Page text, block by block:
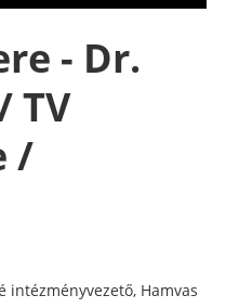
- Dr.
TV
/
intézményvezető, Hamvas